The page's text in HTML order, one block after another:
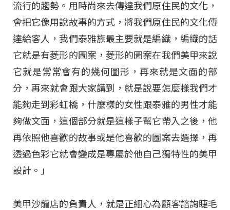
流行的趨勢。用時尚來去傳達我們原住民的文化，
會把它像用說故事的方式，將我們原住民的文化傳
達給客人，我們泰雅族最主要就是編織，編織的話
它就是有菱形的圖案，菱形的圖案在我們美甲來說
它就是常常會有的幾何圖形，再來就是文面的部
分，再來就會跟大家講到，就是說要怎麼樣我們才
能夠走到彩虹橋，什麼樣的女性跟泰雅的男性才能
夠做文面，這個部分就是這樣子幫它帶入之後，他
再依照他喜歡的故事或是他喜歡的圖案去選擇，再
透過色彩它就會變成是專屬於他自己獨特性的美甲
設計。」
美甲沙龍店的負責人，就是正細心為顧客諮詢睫毛